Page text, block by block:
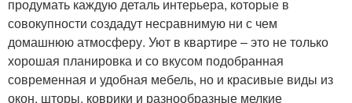
продумать каждую деталь интерьера, которые в
совокупности создадут несравнимую ни с чем
домашнюю атмосферу. Уют в квартире – это не только
хорошая планировка и со вкусом подобранная
современная и удобная мебель, но и красивые виды из
окон, шторы, коврики и разнообразные мелкие